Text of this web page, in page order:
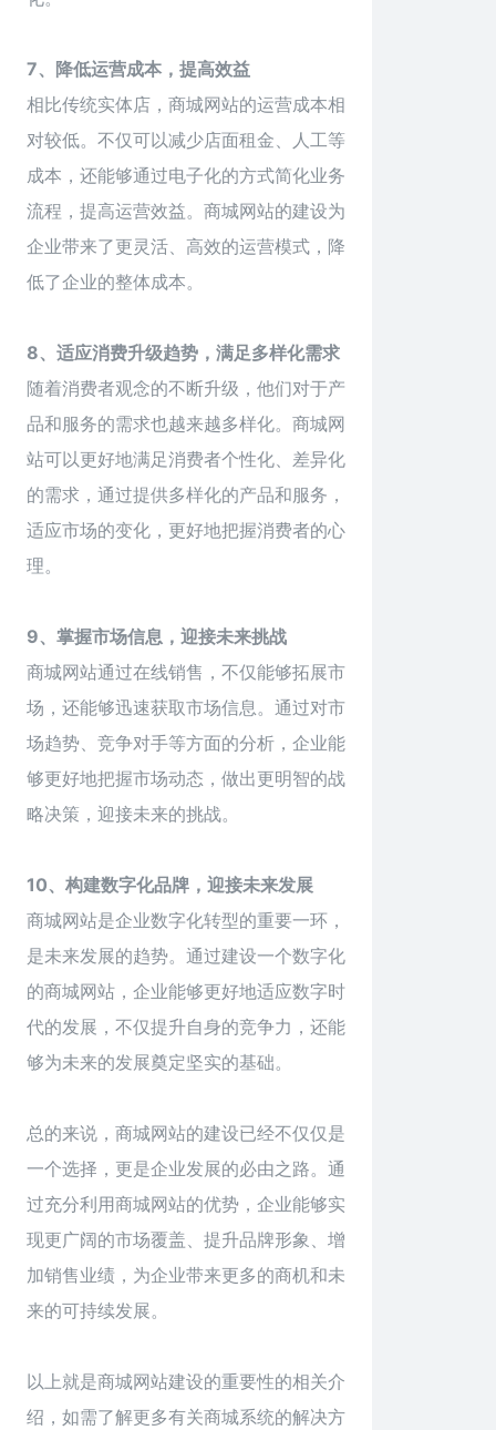
7、降低运营成本，提高效益
相比传统实体店，商城网站的运营成本相
对较低。不仅可以减少店面租金、人工等
成本，还能够通过电子化的方式简化业务
流程，提高运营效益。商城网站的建设为
企业带来了更灵活、高效的运营模式，降
低了企业的整体成本。
8、适应消费升级趋势，满足多样化需求
随着消费者观念的不断升级，他们对于产
品和服务的需求也越来越多样化。商城网
站可以更好地满足消费者个性化、差异化
的需求，通过提供多样化的产品和服务，
适应市场的变化，更好地把握消费者的心
理。
9、掌握市场信息，迎接未来挑战
商城网站通过在线销售，不仅能够拓展市
场，还能够迅速获取市场信息。通过对市
场趋势、竞争对手等方面的分析，企业能
够更好地把握市场动态，做出更明智的战
略决策，迎接未来的挑战。
10、构建数字化品牌，迎接未来发展
商城网站是企业数字化转型的重要一环，
是未来发展的趋势。通过建设一个数字化
的商城网站，企业能够更好地适应数字时
代的发展，不仅提升自身的竞争力，还能
够为未来的发展奠定坚实的基础。
总的来说，商城网站的建设已经不仅仅是
一个选择，更是企业发展的必由之路。通
过充分利用商城网站的优势，企业能够实
现更广阔的市场覆盖、提升品牌形象、增
加销售业绩，为企业带来更多的商机和未
来的可持续发展。
以上就是商城网站建设的重要性的相关介
绍，如需了解更多有关商城系统的解决方